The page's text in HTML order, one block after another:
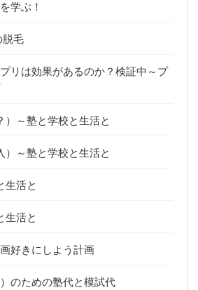
学ぶ！
脱毛
リは効果があるのか？検証中～プ
）～塾と学校と生活と
）～塾と学校と生活と
生活と
生活と
好きにしよう計画
のための塾代と模試代